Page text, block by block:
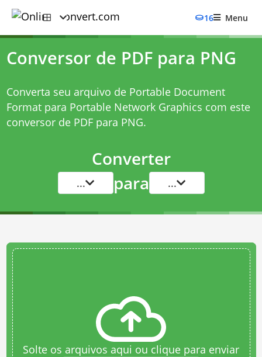
16 Menu
Conversor de PDF para PNG
Converta seu arquivo de Portable Document
Format para Portable Network Graphics com este
conversor de PDF para PNG.
Converter
... para ...
Solte os arquivos aqui ou clique para enviar